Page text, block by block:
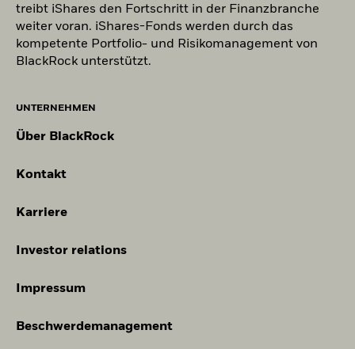
treibt iShares den Fortschritt in der Finanzbranche
weiter voran. iShares-Fonds werden durch das
kompetente Portfolio- und Risikomanagement von
BlackRock unterstützt.
UNTERNEHMEN
Über BlackRock
Kontakt
Karriere
Investor relations
Impressum
Beschwerdemanagement